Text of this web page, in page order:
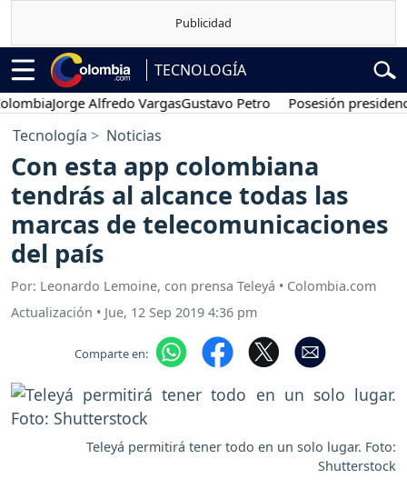
TECNOLOGÍA
Jorge Alfredo VargasGustavo Petro Posesión presidencial
Tecnología Noticias
Con esta app colombiana
tendrás al alcance todas las
marcas de telecomunicaciones
del país
Por: Leonardo Lemoine, con prensa Teleyá • Colombia.com
Actualización • Jue, 12 Sep 2019 4:36 pm
Comparte en:
Teleyá permitirá tener todo en un solo lugar. Foto:
Shutterstock